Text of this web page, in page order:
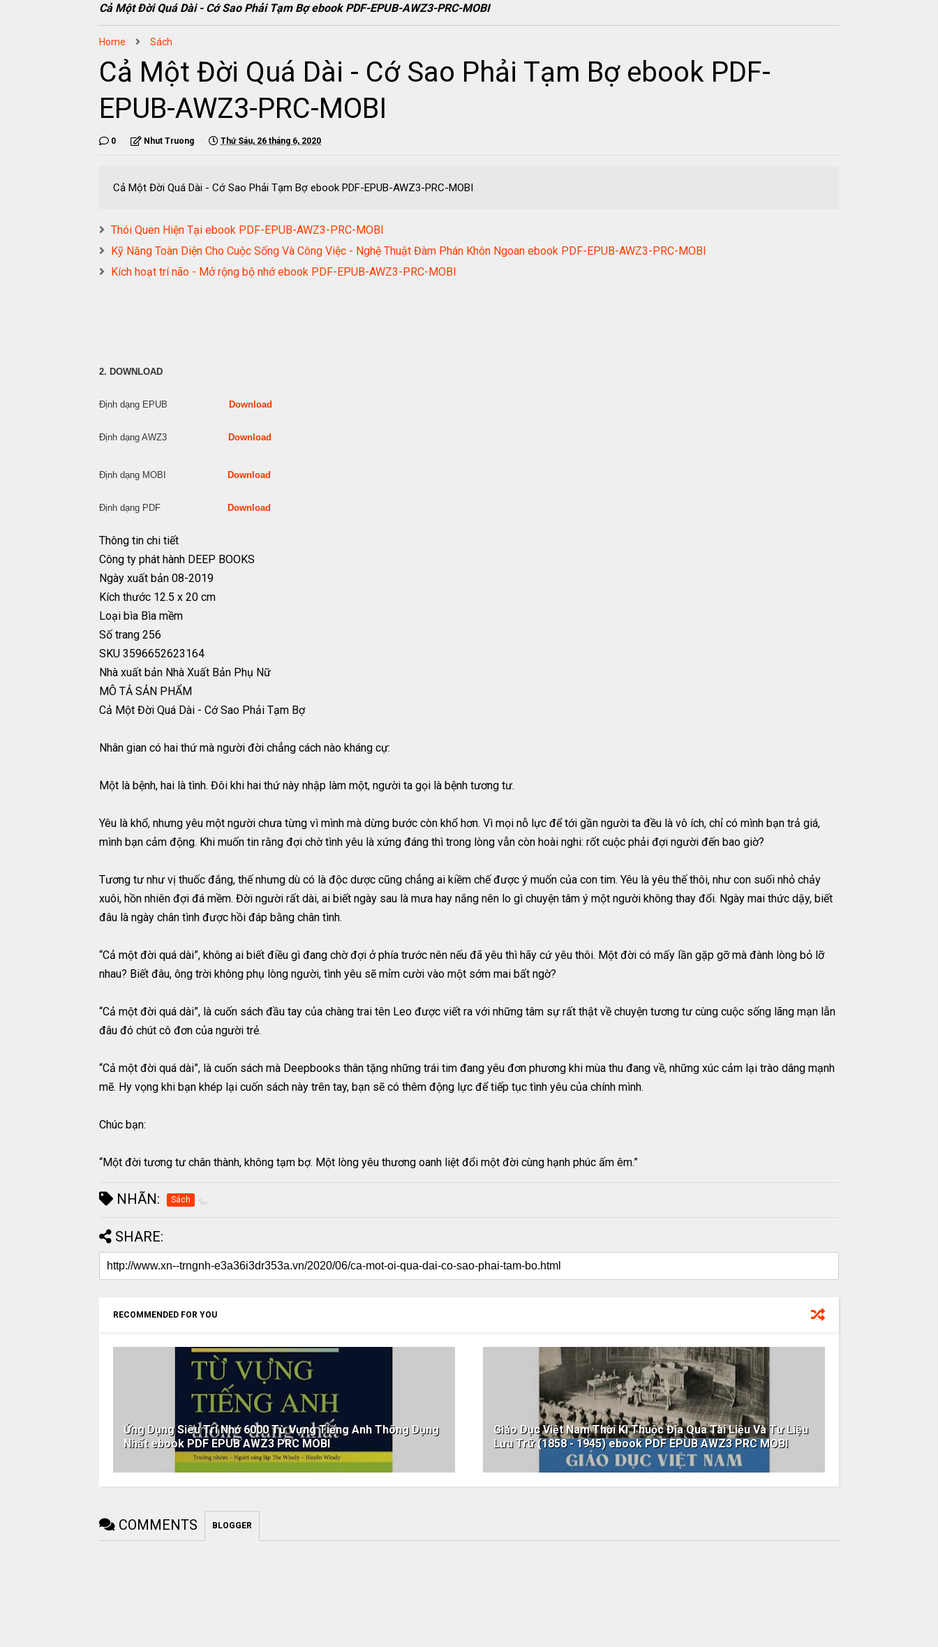
Cả Một Đời Quá Dài - Cớ Sao Phải Tạm Bợ ebook PDF-EPUB-AWZ3-PRC-MOBI
Home Sách
Cả Một Đời Quá Dài - Cớ Sao Phải Tạm Bợ ebook PDF-
EPUB-AWZ3-PRC-MOBI
0 Nhut Truong Thứ Sáu, 26 tháng 6, 2020
Cả Một Đời Quá Dài - Cớ Sao Phải Tạm Bợ ebook PDF-EPUB-AWZ3-PRC-MOBI
Thói Quen Hiện Tại ebook PDF-EPUB-AWZ3-PRC-MOBI
Kỹ Năng Toàn Diện Cho Cuộc Sống Và Công Việc - Nghệ Thuật Đàm Phán Khôn Ngoan ebook PDF-EPUB-AWZ3-PRC-MOBI
Kích hoạt trí não - Mở rộng bộ nhớ ebook PDF-EPUB-AWZ3-PRC-MOBI
2. DOWNLOAD
Định dạng EPUB Download
Định dạng AWZ3 Download
Định dạng MOBI Download
Định dạng PDF Download
Thông tin chi tiết
Công ty phát hành DEEP BOOKS
Ngày xuất bản 08-2019
Kích thước 12.5 x 20 cm
Loại bìa Bìa mềm
Số trang 256
SKU 3596652623164
Nhà xuất bản Nhà Xuất Bản Phụ Nữ
MÔ TẢ SẢN PHẨM
Cả Một Đời Quá Dài - Cớ Sao Phải Tạm Bợ
Nhân gian có hai thứ mà người đời chẳng cách nào kháng cự:
Một là bệnh, hai là tình. Đôi khi hai thứ này nhập làm một, người ta gọi là bệnh tương tư.
Yêu là khổ, nhưng yêu một người chưa từng vì mình mà dừng bước còn khổ hơn. Vì mọi nỗ lực để tới gần người ta đều là vô ích, chỉ có mình bạn trả giá,
mình bạn cảm động. Khi muốn tin rằng đợi chờ tình yêu là xứng đáng thì trong lòng vẫn còn hoài nghi: rốt cuộc phải đợi người đến bao giờ?
Tương tư như vị thuốc đắng, thế nhưng dù có là độc dược cũng chẳng ai kiềm chế được ý muốn của con tim. Yêu là yêu thế thôi, như con suối nhỏ chảy
xuôi, hồn nhiên đợi đá mềm. Đời người rất dài, ai biết ngày sau là mưa hay nắng nên lo gì chuyện tâm ý một người không thay đổi. Ngày mai thức dậy, biết
đâu là ngày chân tình được hồi đáp bằng chân tình.
“Cả một đời quá dài”, không ai biết điều gì đang chờ đợi ở phía trước nên nếu đã yêu thì hãy cứ yêu thôi. Một đời có mấy lần gặp gỡ mà đành lòng bỏ lỡ
nhau? Biết đâu, ông trời không phụ lòng người, tình yêu sẽ mỉm cười vào một sớm mai bất ngờ?
“Cả một đời quá dài”, là cuốn sách đầu tay của chàng trai tên Leo được viết ra với những tâm sự rất thật về chuyện tương tư cùng cuộc sống lãng mạn lẫn
đâu đó chút cô đơn của người trẻ.
“Cả một đời quá dài”, là cuốn sách mà Deepbooks thân tặng những trái tim đang yêu đơn phương khi mùa thu đang về, những xúc cảm lại trào dâng mạnh
mẽ. Hy vọng khi bạn khép lại cuốn sách này trên tay, bạn sẽ có thêm động lực để tiếp tục tình yêu của chính mình.
Chúc bạn:
“Một đời tương tư chân thành, không tạm bợ. Một lòng yêu thương oanh liệt đổi một đời cùng hạnh phúc ấm êm.”
NHÃN: Sách
SHARE:
RECOMMENDED FOR YOU
Ứng Dụng Siêu Trí Nhớ 6000 Từ Vựng Tiếng Anh Thông Dụng
Nhất ebook PDF EPUB AWZ3 PRC MOBI
Giáo Dục Việt Nam Thời Kì Thuộc Địa Qua Tài Liệu Và Tư Liệu
Lưu Trữ (1858 - 1945) ebook PDF EPUB AWZ3 PRC MOBI
COMMENTS BLOGGER